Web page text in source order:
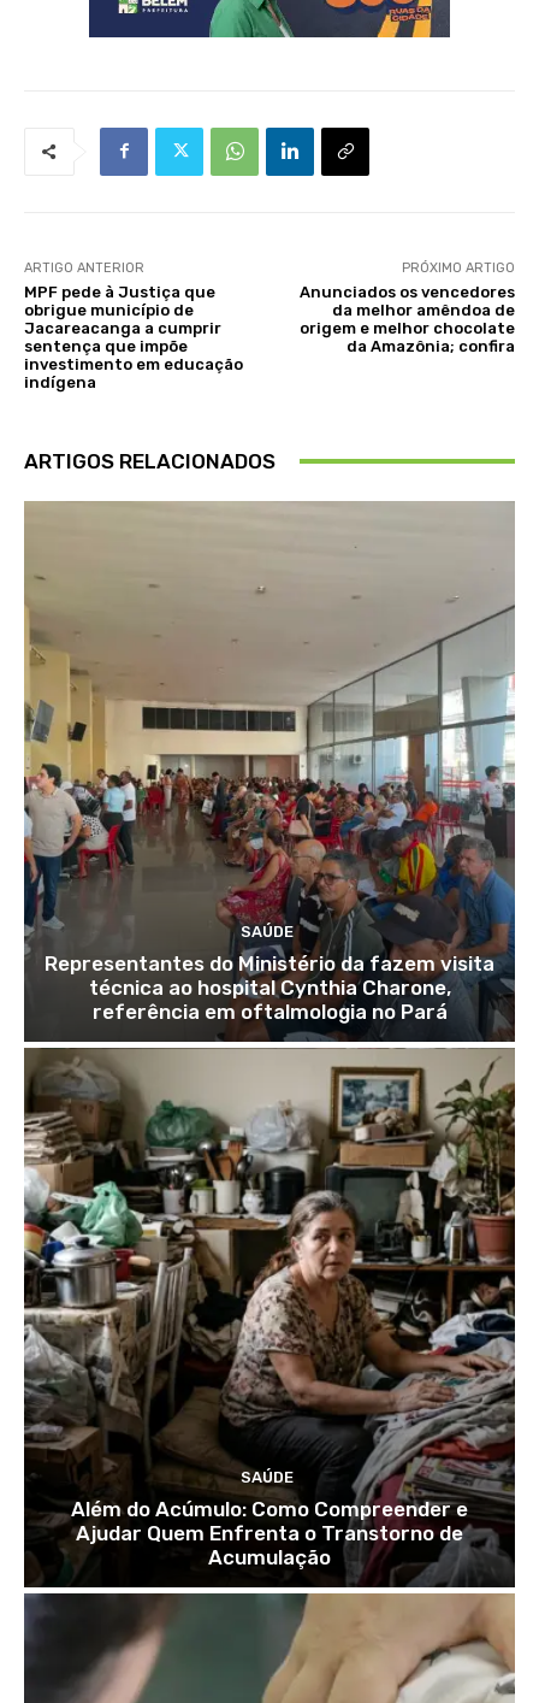
ARTIGO ANTERIOR
MPF pede à Justiça que
obrigue município de
Jacareacanga a cumprir
sentença que impõe
investimento em educação
indígena
PRÓXIMO ARTIGO
Anunciados os vencedores
da melhor amêndoa de
origem e melhor chocolate
da Amazônia; confira
ARTIGOS RELACIONADOS
SAÚDE
Representantes do Ministério da fazem visita
técnica ao hospital Cynthia Charone,
referência em oftalmologia no Pará
SAÚDE
Além do Acúmulo: Como Compreender e
Ajudar Quem Enfrenta o Transtorno de
Acumulação